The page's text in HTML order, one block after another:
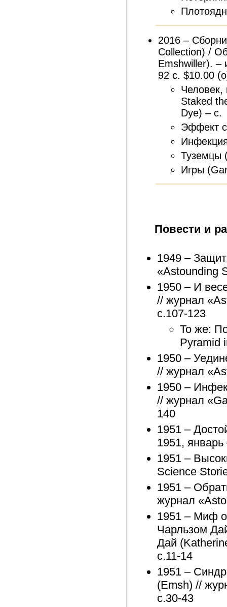
2016 –
Collection) /
Emshwiller). –
92 с. $10.00
Человек,
Staked
Dye) – с.
Эффект
Туземцы
Игры
Повести и
1949 –
«Astounding
1950 – И
// журнал
с.107-123
То же:
Pyramid
1950 –
// журнал
1950 –
// журнал
140
1951 –
1951, январь
1951 –
Science
1951 –
журнал
1951 – Миф о
Чарльзом
Дай
с.11-14
1951 –
(Emsh) //
с.30-43